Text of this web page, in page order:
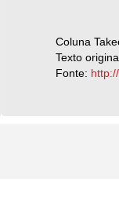
Coluna
Texto
Fonte: